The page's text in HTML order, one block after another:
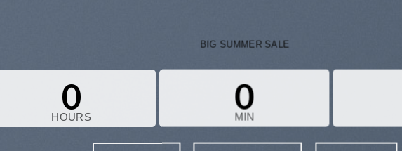
BIG SUMMER SALE
0
HOURS
0
MIN